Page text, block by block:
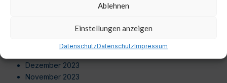
Ablehnen
Einstellungen anzeigen
DatenschutzDatenschutzImpressum
Februar 2024
Dezember 2023
November 2023